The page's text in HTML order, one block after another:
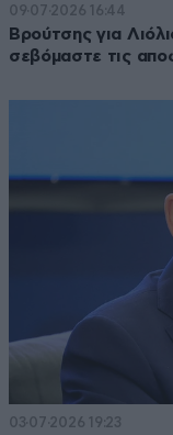
09·07·2026 16:44
Βρούτσης για
σεβόμαστε τις
03·07·2026 19:23